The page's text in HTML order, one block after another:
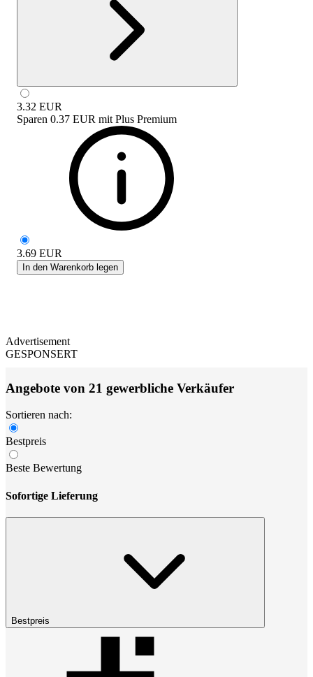
3.32 EUR
Sparen 0.37 EUR mit Plus Premium
3.69 EUR
In den Warenkorb legen
Advertisement
GESPONSERT
Angebote von 21 gewerbliche Verkäufer
Sortieren nach:
Bestpreis
Beste Bewertung
Sofortige Lieferung
Bestpreis